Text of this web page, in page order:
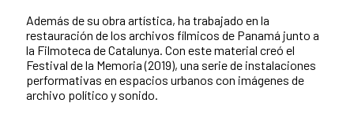
Además de su obra artística, ha trabajado en la
restauración de los archivos fílmicos de Panamá junto a
la Filmoteca de Catalunya. Con este material creó el
Festival de la Memoria (2019), una serie de instalaciones
performativas en espacios urbanos con imágenes de
archivo político y sonido.